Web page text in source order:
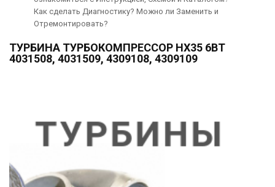
Как сделать Диагностику? Можно ли Заменить и
Отремонтировать?
ТУРБИНА ТУРБОКОМПРЕССОР HX35 6BT
4031508, 4031509, 4309108, 4309109